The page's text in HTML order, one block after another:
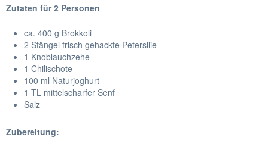
Zutaten für 2 Personen
ca. 400 g Brokkoli
2 Stängel frisch gehackte Petersilie
1 Knoblauchzehe
1 Chilischote
100 ml Naturjoghurt
1 TL mittelscharfer Senf
Salz
Zubereitung: